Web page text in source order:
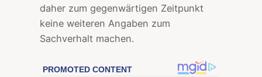
daher zum gegenwärtigen Zeitpunkt
keine weiteren Angaben zum
Sachverhalt machen.